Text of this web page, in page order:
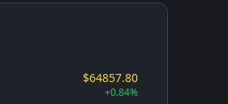
$64857.80
+0.84%